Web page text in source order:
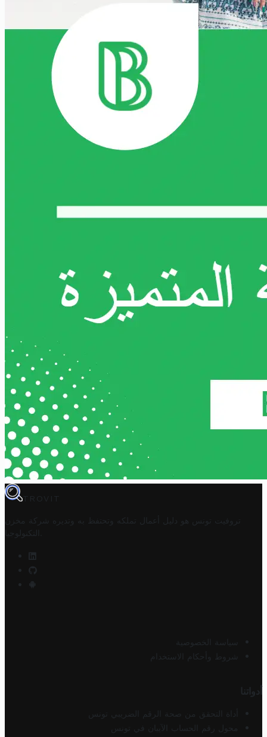
TROVIT
تروفيت تونس هو دليل أعمال تملكه وتحتفظ به وتديره
شركة مخزن
التكنولوجيا
سياسة الخصوصية
شروط وأحكام الاستخدام
أدواتنا
أداة التحقق من صحة الرقم الضريبي تونس
محول رقم الحساب الآيبان في تونس